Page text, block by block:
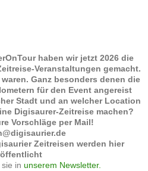
haben wir jetzt 2026 die
Veranstaltungen gemacht.
Ganz besonders denen die
für den Event angereist
Stadt und an welcher Location
Digisaurer-Zeitreise machen?
Vorschläge per Mail!
Zeitreisen werden hier
in unserem Newsletter.